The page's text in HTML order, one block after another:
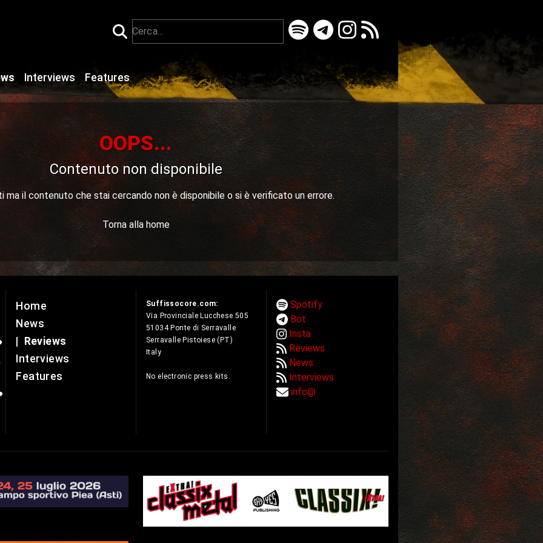
Interviews Features
OOPS...
Contenuto non disponibile
ma il contenuto che stai cercando non è disponibile o si è verificato un errore.
Torna alla home
Home
News
Reviews
Interviews
Features
Suffissocore.com:
Via Provinciale Lucchese 505
51034 Ponte di Serravalle
Serravalle Pistoiese (PT)
Italy
No electronic press kits.
Spotify
Bot
Insta
Reviews
News
Interviews
info@